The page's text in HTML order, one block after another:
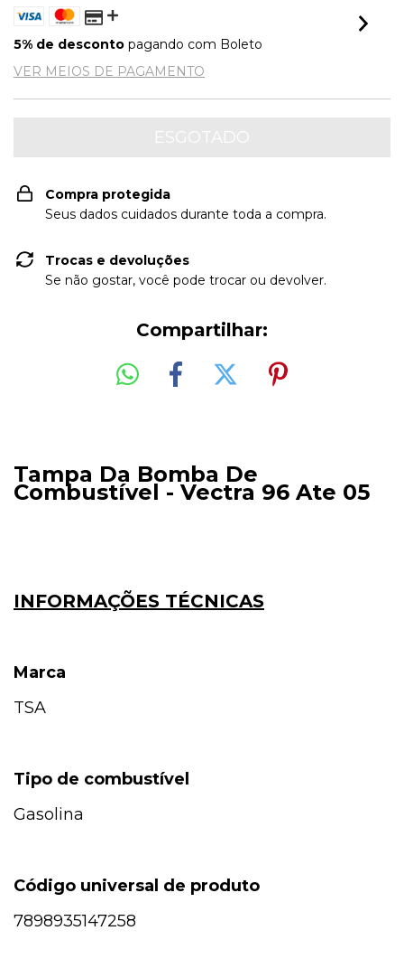
5% de desconto pagando com Boleto
VER MEIOS DE PAGAMENTO
Compra protegida
Seus dados cuidados durante toda a compra.
Trocas e devoluções
Se não gostar, você pode trocar ou devolver.
Compartilhar:
Tampa Da Bomba De
Combustível - Vectra 96 Ate 05
INFORMAÇÕES TÉCNICAS
Marca
TSA
Tipo de combustível
Gasolina
Código universal de produto
7898935147258